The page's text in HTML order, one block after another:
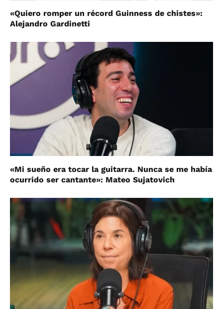
«Quiero romper un récord Guinness de chistes»:
Alejandro Gardinetti
«Mi sueño era tocar la guitarra. Nunca se me había
ocurrido ser cantante»: Mateo Sujatovich